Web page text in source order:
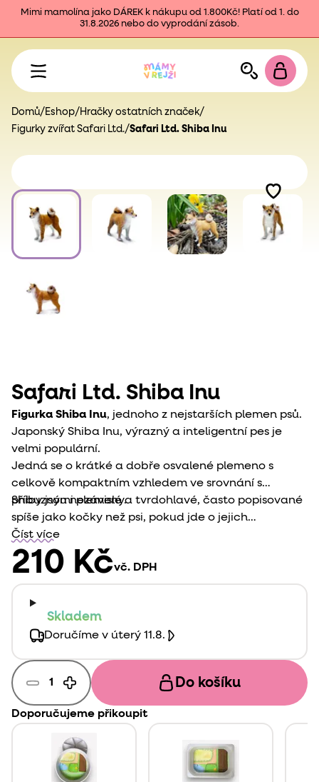
Mimi mamolína jako DÁREK k nákupu od 1.800Kč! Platí od 1. do
31.8.2026 nebo do vyprodání zásob.
Domů/ Eshop/ Hračky ostatních značek/
Figurky zvířat Safari Ltd./Safari Ltd. Shiba Inu
Safari Ltd. Shiba Inu
Figurka Shiba Inu, jednoho z nejstarších plemen psů.
Japonský Shiba Inu, výrazný a inteligentní pes je
velmi populární.
Jedná se o krátké a dobře osvalené plemeno s
celkově kompaktním vzhledem ve srovnání s
příbuznými plemeny.
Shiby jsou nezávislé a tvrdohlavé, často popisované
spíše jako kočky než psi, pokud jde o jejich
temperament.
Číst více
210 Kčvč. DPH
Skladem
Doručíme v úterý 11.8.
Do košíku
Doporučujeme přikoupit